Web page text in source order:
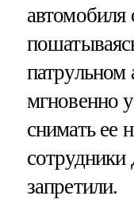
патрульном
мгновенно
снимать ее
запретили.